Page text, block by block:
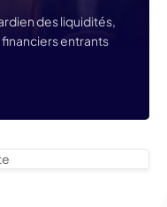
des liquidités,
entrants